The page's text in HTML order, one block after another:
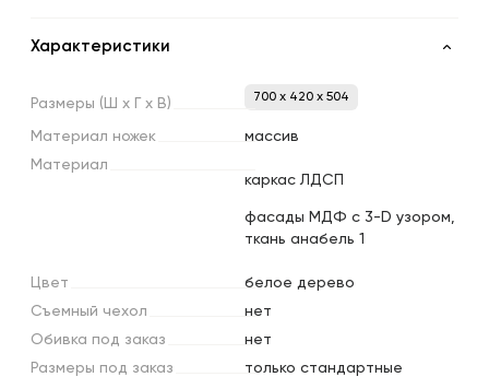
Характеристики
Размеры (Ш х х В) 700 x 420 x 504
Материал ножек
массив
Материал
каркас ЛДСП
фасады МДФ с 3-D узором,
ткань анабель 1
Цвет
белое дерево
Съемный чехол
нет
Обивка под заказ
нет
Размеры под заказ
только стандартные